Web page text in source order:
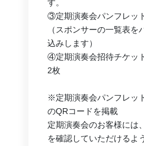
す。
③定期演奏会パンフレッ
（スポンサーの一覧表を
込みします）
④定期演奏会招待チケッ
2枚
※定期演奏会パンフレッ
のQRコードを掲載
定期演奏会のお客様には
を確認していただけるよ